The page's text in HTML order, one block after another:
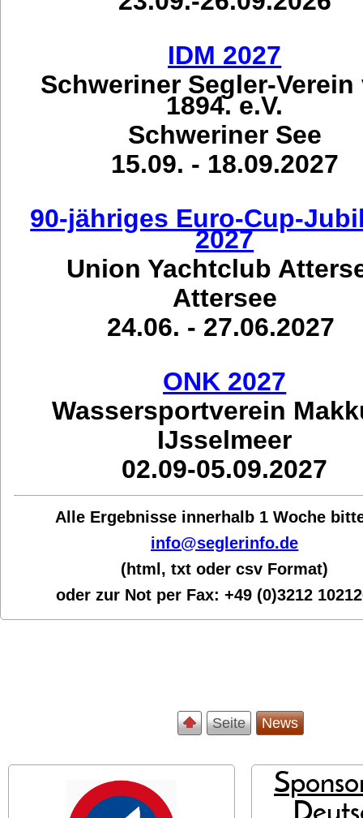
IDM 2027
Schweriner Segler-Verein
1894. e.V.
Schweriner See
15.09. - 18.09.2027
90-jähriges Euro-Cup-
2027
Union Yachtclub
Attersee
24.06. - 27.06.2027
ONK 2027
Wassersportverein
IJsselmeer
02.09-05.09.2027
Alle Ergebnisse innerhalb 1 Woche bit
info@seglerinfo.de
(html, txt oder csv Format)
oder zur Not per Fax:+49 (0)3212
Seite News